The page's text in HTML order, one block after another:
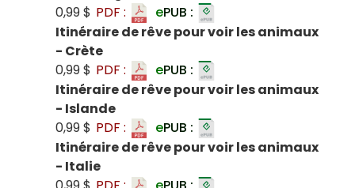
0,99 $ PDF : ePUB :
Itinéraire de rêve pour voir les animaux
- Crète
0,99 $ PDF : ePUB :
Itinéraire de rêve pour voir les animaux
- Islande
0,99 $ PDF : ePUB :
Itinéraire de rêve pour voir les animaux
- Italie